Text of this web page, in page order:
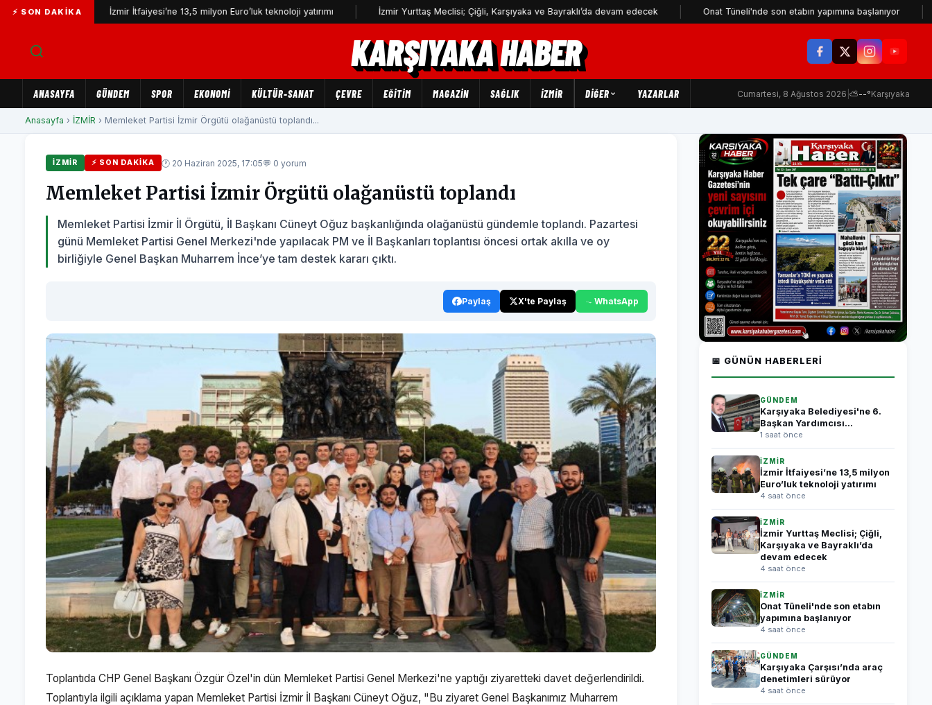
⚡ SON DAKIKAİzmir İtfaiyesi’ne 13,5 milyon Euro’luk teknoloji yatırımı İzmir Yurttaş Meclisi; Çiğli, Karşıyaka ve Bayraklı’da devam edecek Onat Tüneli'nde son etabın yapımına başlanıyor
KARŞIYAKA HABER
ANASAYFA GÜNDEM SPOR EKONOMİ KÜLTÜR-SANAT ÇEVRE EĞİTİM MAGAZİN SAĞLIK İZMİR DIĞER YAZARLAR Cumartesi, 8 Ağustos 2026 ⛅--°Karşıyaka
Anasayfa › İZMİR › Memleket Partisi İzmir Örgütü olağanüstü toplandı...
İZMİR ⚡ SON DAKIKA 🕐 20 Haziran 2025, 17:05💬 0 yorum
Memleket Partisi İzmir Örgütü olağanüstü toplandı
Memleket Partisi İzmir İl Örgütü, İl Başkanı Cüneyt Oğuz başkanlığında olağanüstü gündemle toplandı. Pazartesi
günü Memleket Partisi Genel Merkezi'nde yapılacak PM ve İl Başkanları toplantısı öncesi ortak akılla ve oy
birliğiyle Genel Başkan Muharrem İnce’ye tam destek kararı çıktı.
Paylaş X'te Paylaş WhatsApp
Toplantıda CHP Genel Başkanı Özgür Özel'in dün Memleket Partisi Genel Merkezi'ne yaptığı ziyaretteki davet değerlendirildi.
Toplantıyla ilgili açıklama yapan Memleket Partisi İzmir İl Başkanı Cüneyt Oğuz, "Bu ziyaret Genel Başkanımız Muharrem
📅 GÜNÜN HABERLERI
GÜNDEM
Karşıyaka Belediyesi'ne 6.
Başkan Yardımcısı...
1 saat önce
İZMİR
İzmir İtfaiyesi’ne 13,5 milyon
Euro’luk teknoloji yatırımı
4 saat önce
İZMİR
İzmir Yurttaş Meclisi; Çiğli,
Karşıyaka ve Bayraklı’da
devam edecek
4 saat önce
İZMİR
Onat Tüneli'nde son etabın
yapımına başlanıyor
4 saat önce
GÜNDEM
Karşıyaka Çarşısı’nda araç
denetimleri sürüyor
4 saat önce